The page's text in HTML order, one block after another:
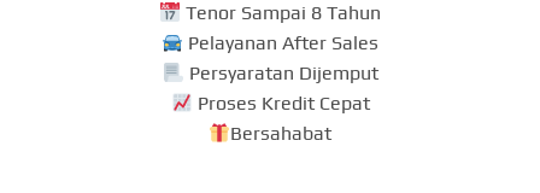
Tenor Sampai 8 Tahun
Pelayanan After Sales
Persyaratan Dijemput
Proses Kredit Cepat
Bersahabat